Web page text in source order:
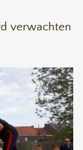
verwachten